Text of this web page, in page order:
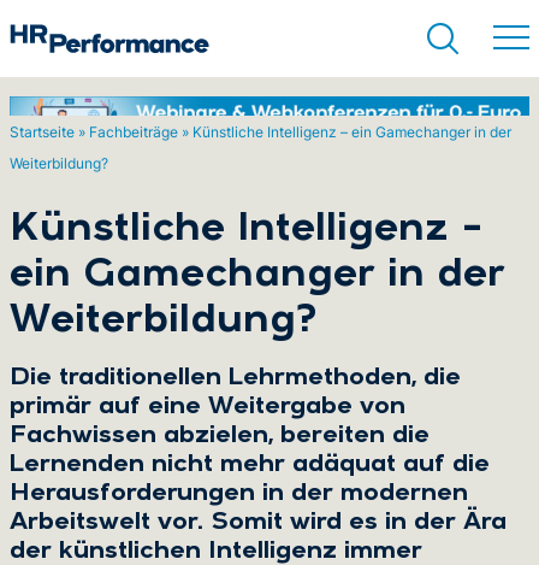
Startseite » Fachbeiträge » Künstliche Intelligenz – ein Gamechanger in der
Weiterbildung?
Künstliche Intelligenz –
ein Gamechanger in der
Weiterbildung?
Die traditionellen Lehrmethoden, die
primär auf eine Weitergabe von
Fachwissen abzielen, bereiten die
Lernenden nicht mehr adäquat auf die
Herausforderungen in der modernen
Arbeitswelt vor. Somit wird es in der Ära
der künstlichen Intelligenz immer